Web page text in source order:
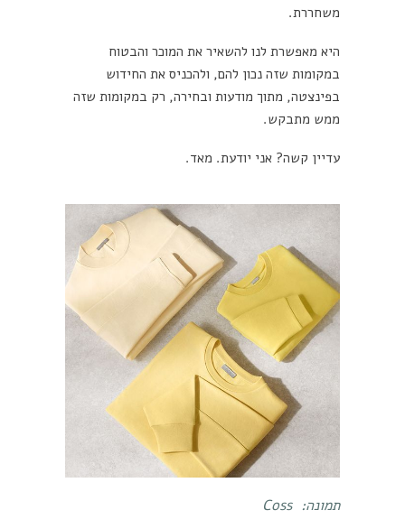
משחררת.
היא מאפשרת לנו להשאיר את המוכר והבטוח
במקומות שזה נכון להם, ולהכניס את החידוש
בפינצטה, מתוך מודעות ובחירה, רק במקומות שזה
ממש מתבקש.
עדיין קשה? אני יודעת. מאד.
תמונה:Coss